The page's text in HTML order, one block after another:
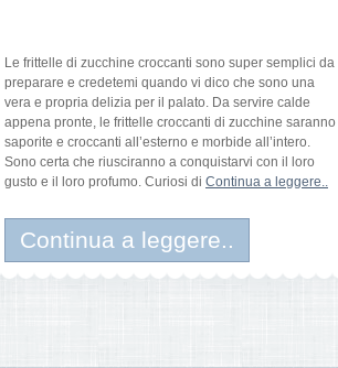
Le frittelle di zucchine croccanti sono super semplici da
preparare e credetemi quando vi dico che sono una
vera e propria delizia per il palato. Da servire calde
appena pronte, le frittelle croccanti di zucchine saranno
saporite e croccanti all’esterno e morbide all’intero.
Sono certa che riusciranno a conquistarvi con il loro
gusto e il loro profumo. Curiosi di Continua a leggere..
Continua a leggere..